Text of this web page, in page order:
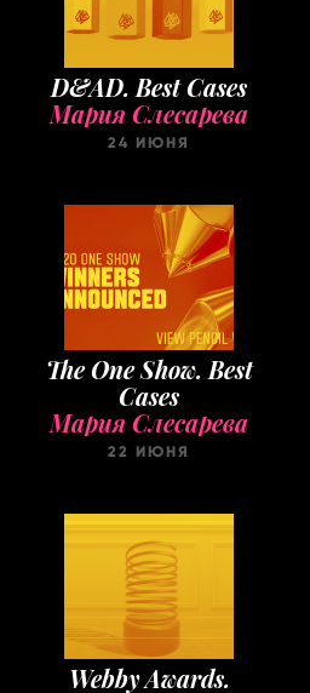
D&AD. Best Cases
Мария Слесарева
24 ИЮНЯ
The One Show. Best
Cases
Мария Слесарева
22 ИЮНЯ
Webby Awards.